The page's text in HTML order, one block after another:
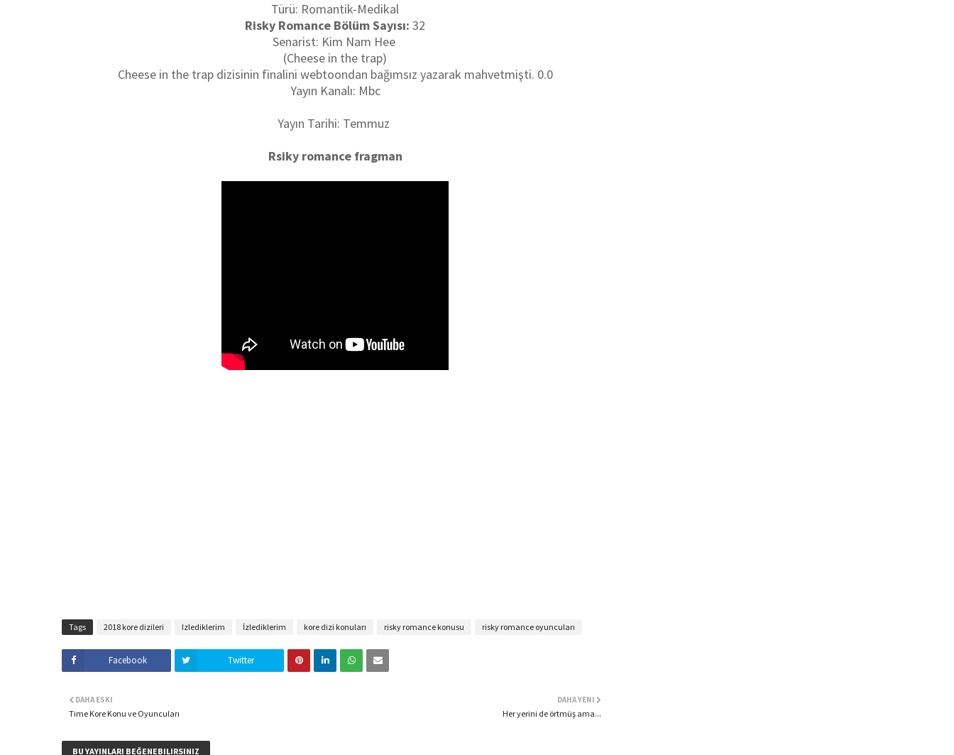
Türü: Romantik-Medikal
Risky Romance Bölüm Sayısı: 32
Senarist: Kim Nam Hee
(Cheese in the trap)
Cheese in the trap dizisinin finalini webtoondan bağımsız yazarak mahvetmişti. 0.0
Yayın Kanalı: Mbc
Yayın Tarihi: Temmuz
Rsiky romance fragman
Tags 2018 kore dizileri Izlediklerim İzlediklerim kore dizi konuları risky romance konusu risky romance oyuncuları
Facebook Twitter
DAHA YENI
Her yerini de örtmüş ama...
DAHA ESKI
Time Kore Konu ve Oyuncuları
BU YAYINLARI BEĞENEBILIRSINIZ